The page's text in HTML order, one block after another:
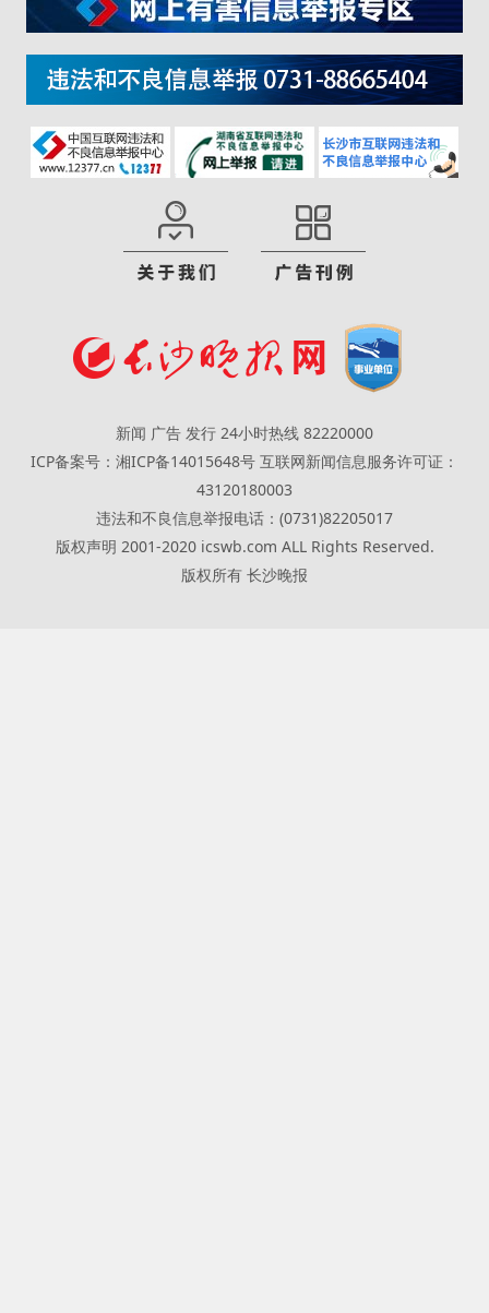
新闻 广告 发行 24小时热线 82220000
ICP备案号：湘ICP备14015648号 互联网新闻信息服务许可证：
43120180003
违法和不良信息举报电话：(0731)82205017
版权声明 2001-2020 icswb.com ALL Rights Reserved.
版权所有 长沙晚报